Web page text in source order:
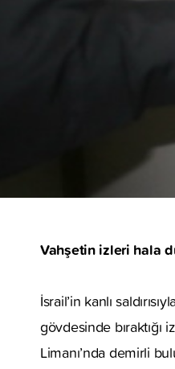
Vahşetin izleri hala
İsrail’in kanlı
gövdesinde bıraktığı
Limanı’nda demirli